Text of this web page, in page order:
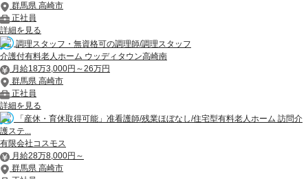
群馬県 高崎市
正社員
詳細を見る
調理スタッフ・無資格可の調理師/調理スタッフ
介護付有料老人ホーム ウッディタウン高崎南
月給18万3,000円～26万円
群馬県 高崎市
正社員
詳細を見る
「産休・育休取得可能」准看護師/残業ほぼなし/住宅型有料老人ホーム 訪問介
護ステ...
有限会社コスモス
月給28万8,000円～
群馬県 高崎市